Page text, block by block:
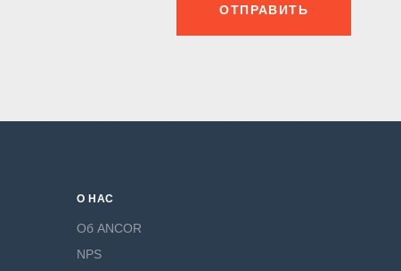
ОТПРАВИТЬ
О НАС
Об ANCOR
NPS